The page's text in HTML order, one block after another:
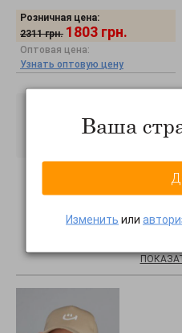
Розничная цена:
2311 грн. 1803 грн.
Оптовая цена:
Узнать оптовую цену
Хиты
Ваша
Изменить или